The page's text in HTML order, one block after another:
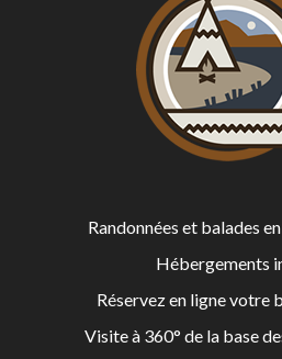
Randonnées et balades
Hébergements
Réservez en ligne votre
Visite à 360° de la base